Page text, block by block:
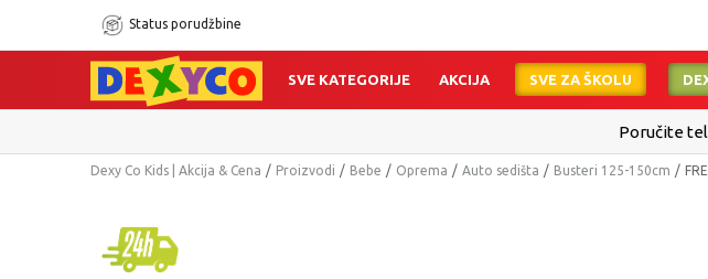
Status porudžbine
SVE KATEGORIJE AKCIJA SVE ZA ŠKOLU
Poručite
Dexy Co Kids | Akcija & Cena Proizvodi Bebe Oprema Auto sedišta Busteri 125-150cm